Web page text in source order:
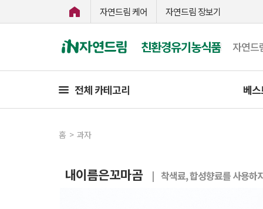
자연드림 케어 자연드림 장보기
친환경유기농식품 자연드
전체 카테고리 베
홈 > 과자
내이름은꼬마곰 | 착색료, 합성향료를 사용하